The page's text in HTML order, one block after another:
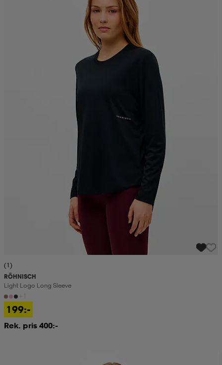
(1)
RÖHNISCH
Light Logo Long Sleeve
199:-
Rek. pris 400:-